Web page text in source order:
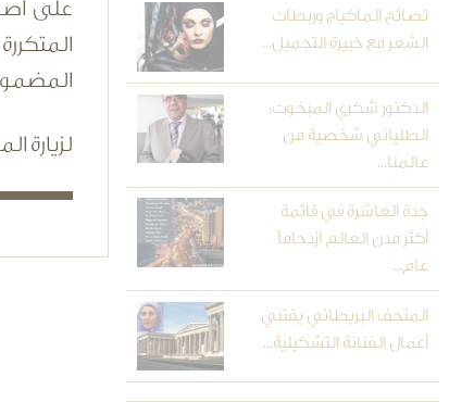
على
لزيارة
نصائح الماكياج وربطات
الشعر مع خبيرة التجميل...
الدكتور شكري المبخوت:
الطلياني شخصية من
عالمنا...
جدة العاشرة في قائمة
أكثر مدن العالم ازدحاماً
عام...
المتحف البريطاني يقتني
أعمال الفنانة التشكيلية...